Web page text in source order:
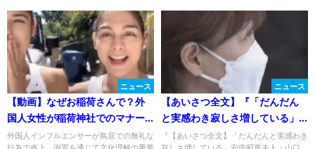
ニュース
【動画】なぜお稲荷さんで？外
国人女性が稲荷神社でのマナー
違反に炎上！鳥居で懸垂を行っ
外国人インフルエンサーが鳥居での無礼な
ニュース
【あいさつ全文】『「だんだん
と実感わき寂しさ増している」
安倍昭恵夫人・山口県・県民葬
『【あいさつ全文】「だんだんと実感わき